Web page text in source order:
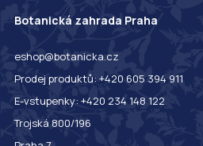
Botanická zahrada Praha
eshop@botanicka.cz
Prodej produktů: +420 605 394 911
E-vstupenky: +420 234 148 122
Trojská 800/196